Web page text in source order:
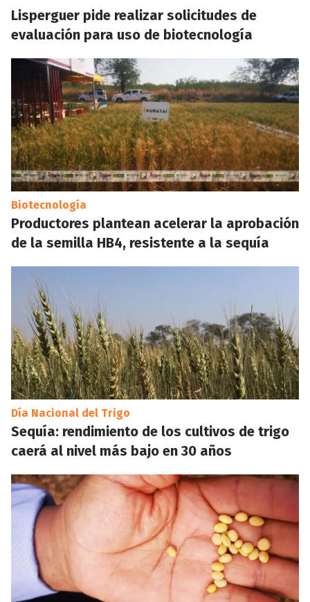
Lisperguer pide realizar solicitudes de
evaluación para uso de biotecnología
Biotecnología
Productores plantean acelerar la aprobación
de la semilla HB4, resistente a la sequía
Día Nacional del Trigo
Sequía: rendimiento de los cultivos de trigo
caerá al nivel más bajo en 30 años